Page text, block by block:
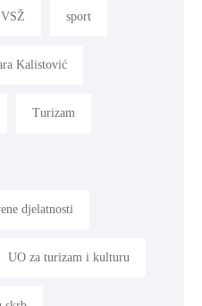
sport
Kalistović
Turizam
djelatnosti
UO za turizam i kulturu